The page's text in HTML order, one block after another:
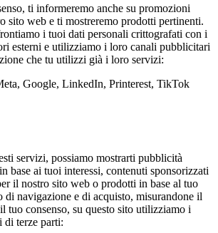
ti informeremo anche su promozioni
sito web e ti mostreremo prodotti pertinenti.
i tuoi dati personali crittografati con i
esterni e utilizziamo i loro canali pubblicitari
che tu utilizzi già i loro servizi:
Google, LinkedIn, Printerest, TikTok
servizi, possiamo mostrarti pubblicità
base ai tuoi interessi, contenuti sponsorizzati
il nostro sito web o prodotti in base al tuo
di navigazione e di acquisto, misurandone il
tuo consenso, su questo sito utilizziamo i
di terze parti: